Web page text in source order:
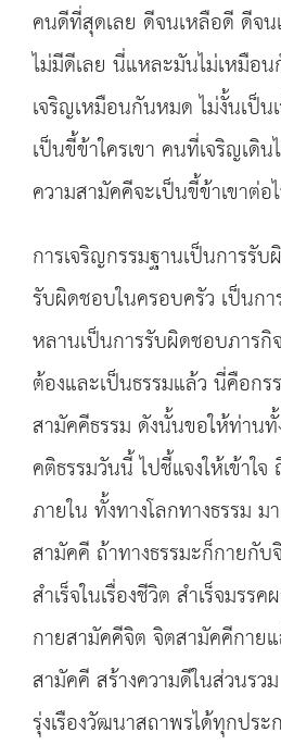
คนดีที่สุดเลย ดีจนเหลือดี ดีจ
ไม่มีดีเลย นี่แหละมันไม่เหมือ
เจริญเหมือนกันหมด ไม่งั้นเป็
เป็นขี้ข้าใครเขา คนที่เจริญเดิ
ความสามัคคีจะเป็นขี้ข้าเขาต่อ
การเจริญกรรมฐานเป็นการรั
รับผิดชอบในครอบครัว เป็นก
หลานเป็นการรับผิดชอบภารกิ
ต้องและเป็นธรรมแล้ว นี่คือกร
สามัคคีธรรม ดังนั้นขอให้ท่าน
คติธรรมวันนี้ ไปชี้แจงให้เข้าใ
ภายใน ทั้งทางโลกทางธรรม
สามัคคี ถ้าทางธรรมะก็กายกั
สำเร็จในเรื่องชีวิต สำเร็จมร
กายสามัคคีจิต จิตสามัคคีกาย
สามัคคี สร้างความดีในส่วนรว
รุ่งเรืองวัฒนาสถาพรได้ทุกปร